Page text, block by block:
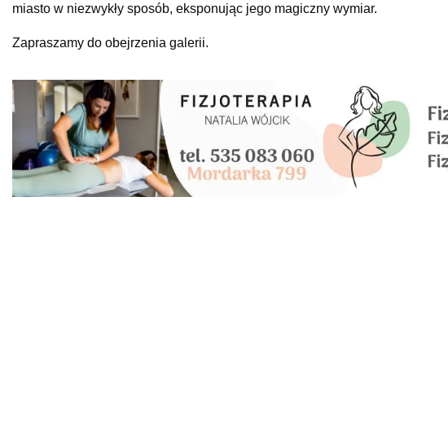
miasto w niezwykły sposób, eksponując jego magiczny wymiar.
Zapraszamy do obejrzenia galerii.